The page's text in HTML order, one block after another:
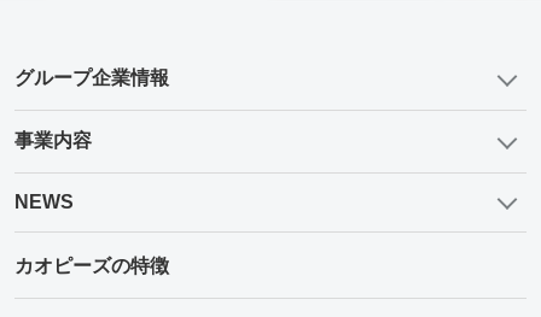
グループ企業情報
事業内容
NEWS
カオピーズの特徴